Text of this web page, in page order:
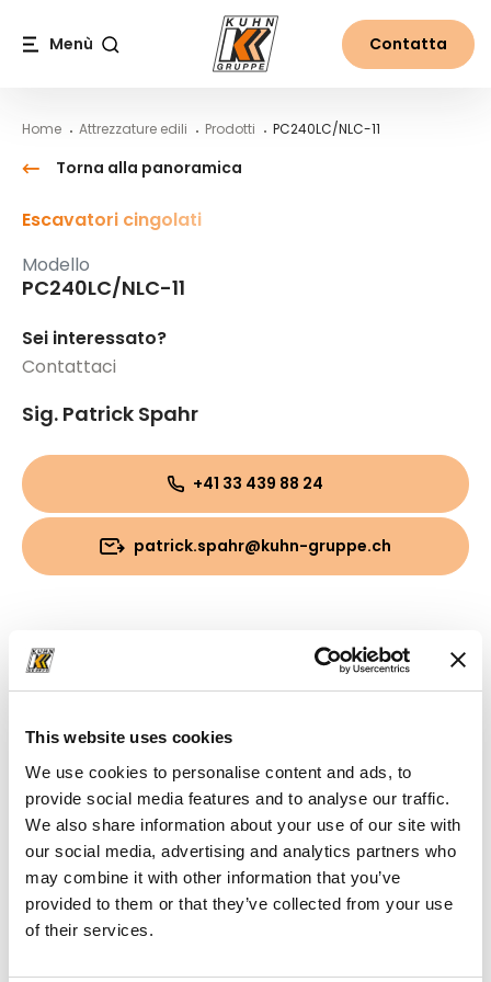
This website uses cookies
We use cookies to personalise content and ads, to
provide social media features and to analyse our traffic.
We also share information about your use of our site with
our social media, advertising and analytics partners who
may combine it with other information that you’ve
provided to them or that they’ve collected from your use
of their services.
Menù Contatta
Home Attrezzature edili Prodotti PC240LC/NLC-11
Torna alla panoramica
Escavatori cingolati
Modello
PC240LC/NLC-11
Sei interessato?
Contattaci
Sig. Patrick Spahr
+41 33 439 88 24
patrick.spahr@kuhn-gruppe.ch
Download
Cartella